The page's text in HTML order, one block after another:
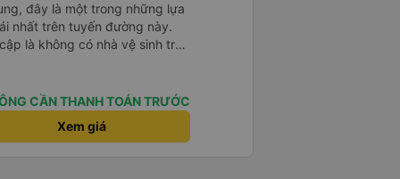
đây là một trong những lựa
nhất trên tuyến đường này.
là không có nhà vệ sinh trên
trên một hành trình dài
Chuyến đi gần đây nhất của tôi
bị chậm khoảng một tiếng,
cho tôi, nên tôi không
CẦN THANH TOÁN TRƯỚC
Xem giá